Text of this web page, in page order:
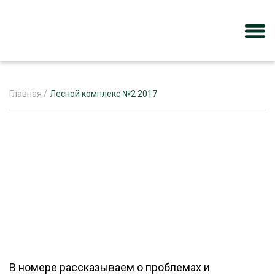
ЛЕСОЗАГОТОВКА
Главная / Лесной комплекс №2 2017
В номере рассказываем о проблемах и